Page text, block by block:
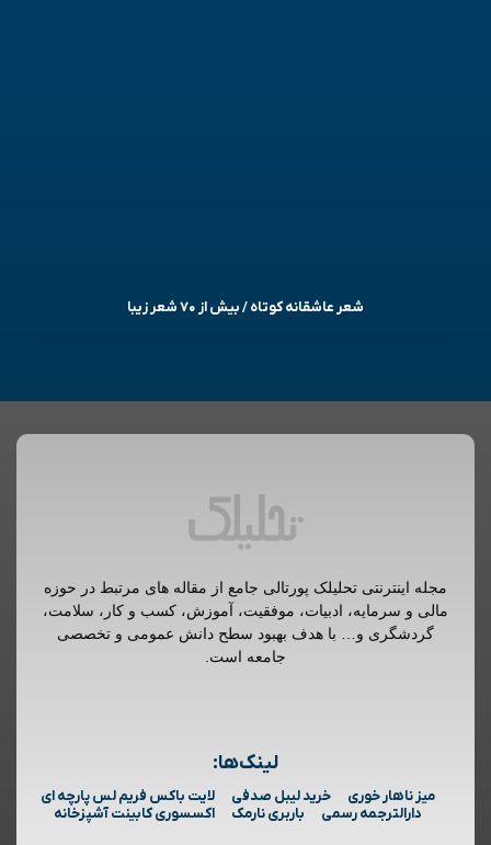
شعر عاشقانه کوتاه / بیش از ۷۰ شعر زیبا
مجله اینترنتی تحلیلک پورتالی جامع از مقاله های مرتبط در حوزه
مالی و سرمایه، ادبیات، موفقیت، آموزش، کسب و کار، سلامت،
گردشگری و… با هدف بهبود سطح دانش عمومی و تخصصی
جامعه است.
لینک‌ها:
میز ناهار خوری خرید لیبل صدفی
لایت باکس فریم لس پارچه ای
دارالترجمه رسمی
باربری نارمک اکسسوری کابینت آشپزخانه